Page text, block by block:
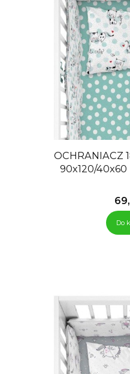
OCHRANIACZ
90x120/40x60
Do